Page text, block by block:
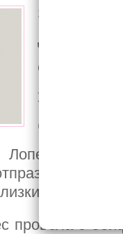
26 Iulie 2018
на
(фото)
провела с